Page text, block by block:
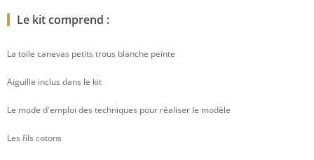
Le kit comprend :
La toile canevas petits trous blanche peinte
Aiguille inclus dans le kit
Le mode d'emploi des techniques pour réaliser le modèle
Les fils cotons